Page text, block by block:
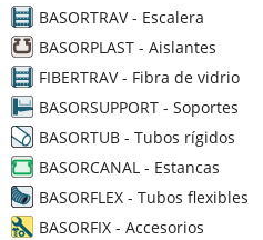
BASORTRAV - Escalera
BASORPLAST - Aislantes
FIBERTRAV - Fibra de vidrio
BASORSUPPORT - Soportes
BASORTUB - Tubos rígidos
BASORCANAL - Estancas
BASORFLEX - Tubos flexibles
BASORFIX - Accesorios